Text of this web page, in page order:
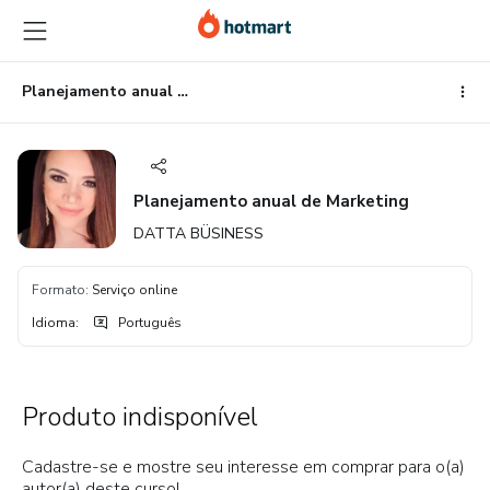
para
o
conteúdo
principal
para
o
pagamento
para
o
rodapé
Planejamento anual de Marketing
Planejamento anual de Marketing
DATTA BÜSINESS
Formato: Serviço online
Idioma: Português
Produto indisponível
Cadastre-se e mostre seu interesse em comprar para o(a)